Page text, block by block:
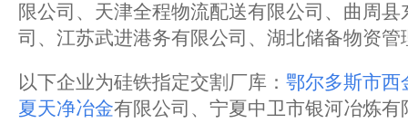
限公司、天津全程物流配送有限公司、曲周
司、江苏武进港务有限公司、湖北储备物资管
以下企业为硅铁指定交割厂库： 鄂尔多斯市西
夏天净冶金有限公司、宁夏中卫市银河冶炼有